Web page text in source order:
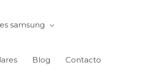
samsung
Blog Contacto